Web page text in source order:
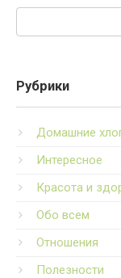
Поиск:
Рубрики
Домашние
Интересное
Красота и
Обо всем
Отношения
Полезности